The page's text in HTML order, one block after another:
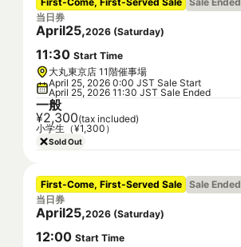
当日券
April25,2026 (Saturday)
11:30 Start Time
大丸東京店 11階催事場
April 25, 2026 0:00 JST Sale Start
April 25, 2026 11:30 JST Sale Ended
一般
¥2,300(tax included)
小学生（¥1,300）
Sold Out
First-Come, First-Served Sale Sale Ended
当日券
April25,2026 (Saturday)
12:00 Start Time